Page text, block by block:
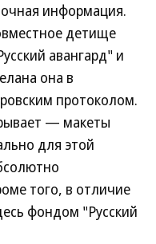
информация.
детище
авангард" и
она в
протоколом.
— макеты
для этой
того, в отличие
фондом "Русский